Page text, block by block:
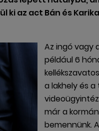
az act Bán és
Az ingó vagy
például 6
a lakhely és
már a
bemennünk.